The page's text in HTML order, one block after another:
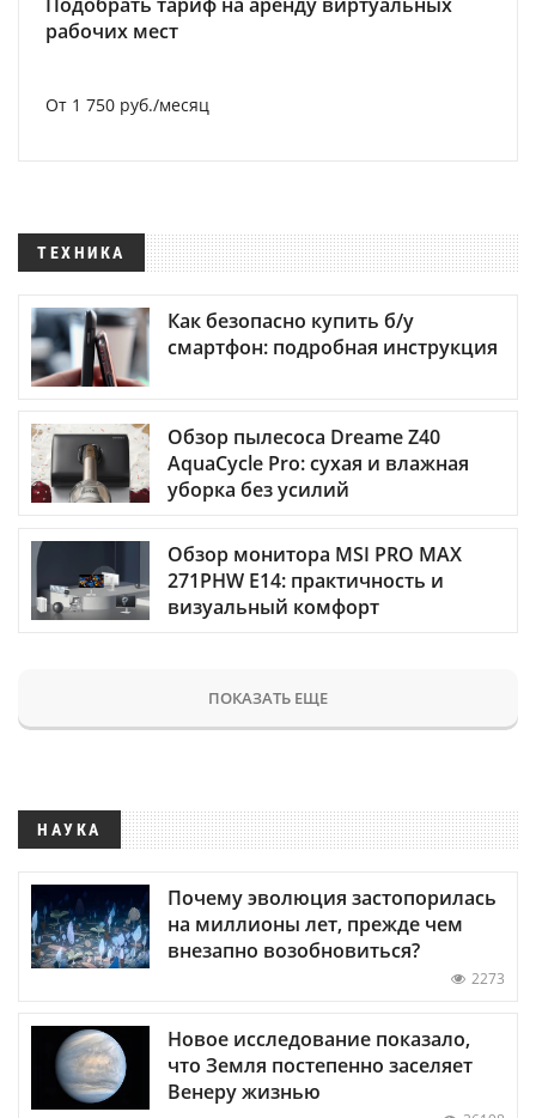
рабочих мест
От 1 750 руб./месяц
ТЕХНИКА
Как безопасно купить б/у
смартфон: подробная инструкция
Обзор пылесоса Dreame Z40
AquaCycle Pro: сухая и влажная
уборка без усилий
Обзор монитора MSI PRO MAX
271PHW E14: практичность и
визуальный комфорт
ПОКАЗАТЬ ЕЩЕ
НАУКА
Почему эволюция застопорилась
на миллионы лет, прежде чем
внезапно возобновиться?
2273
Новое исследование показало,
что Земля постепенно заселяет
Венеру жизнью